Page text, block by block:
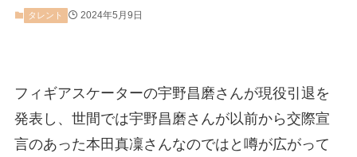
タレント 2024年5月9日
フィギアスケーターの宇野昌磨さんが現役引退を
発表し、世間では宇野昌磨さんが以前から交際宣
言のあった本田真凜さんなのではと噂が広がって